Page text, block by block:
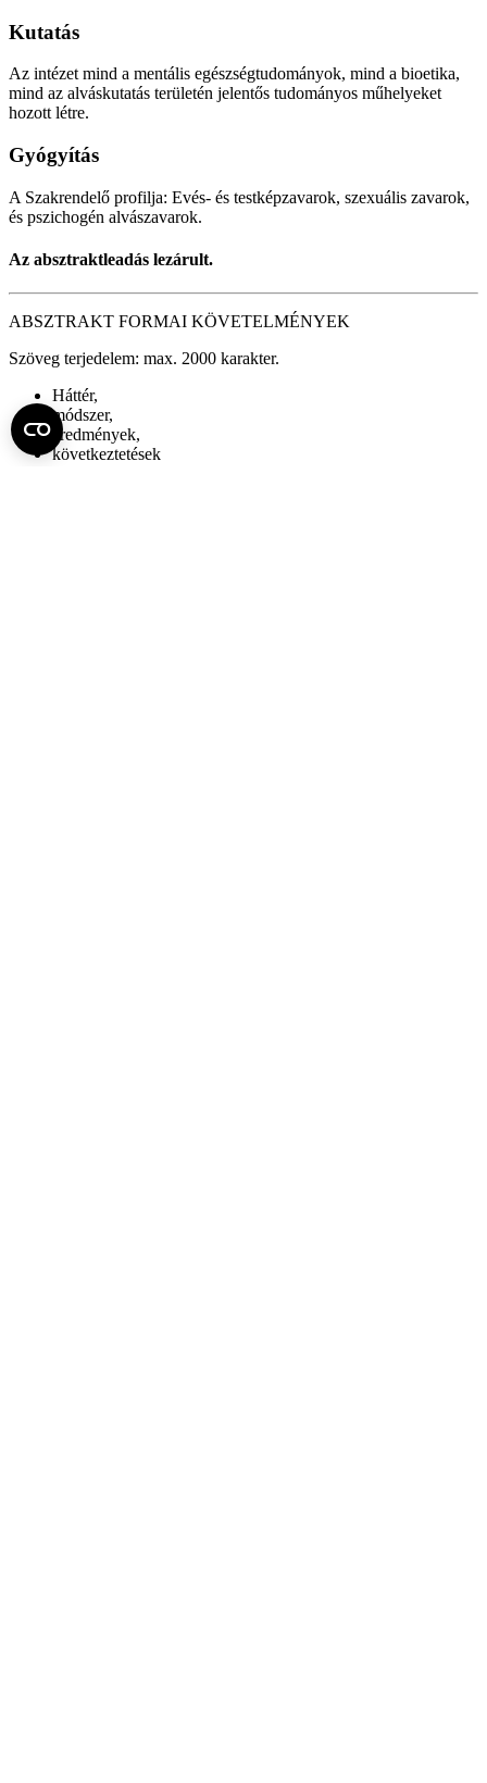
Kutatás
Az intézet mind a mentális egészségtudományok, mind a bioetika,
mind az alváskutatás területén jelentős tudományos műhelyeket
hozott létre.
Gyógyítás
A Szakrendelő profilja: Evés- és testképzavarok, szexuális zavarok,
és pszichogén alvászavarok.
Az absztraktleadás lezárult.
ABSZTRAKT FORMAI KÖVETELMÉNYEK
Szöveg terjedelem: max. 2000 karakter.
Háttér,
módszer,
eredmények,
következtetések